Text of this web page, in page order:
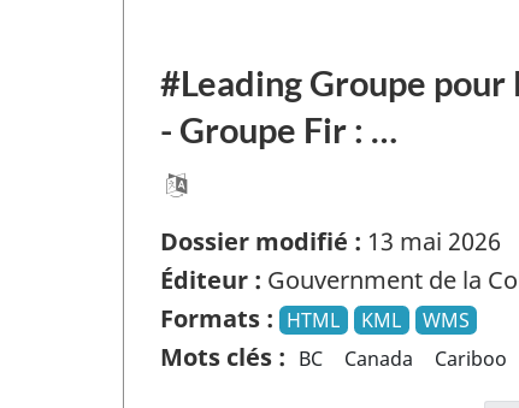
#Leading Groupe pour
- Groupe Fir : …
Dossier modifié : 13 mai 2026
Éditeur : Gouvernment de la
Formats : HTML KML WMS
Mots clés : BC Canada Cariboo